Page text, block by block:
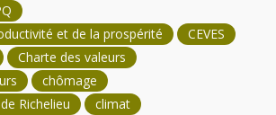
et de la prospérité
CEVES
Charte des valeurs
chômage
Richelieu
climat